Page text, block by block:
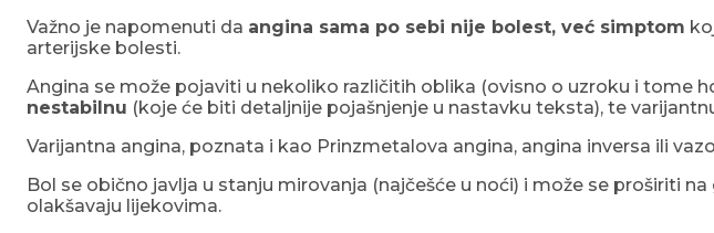
Važno je napomenuti da angina sama po sebi nije bolest, već simptom
arterijske bolesti.
Angina se može pojaviti u nekoliko različitih oblika (ovisno o uzroku i tome
nestabilnu (koje će biti detaljnije pojašnjenje u nastavku teksta), te
Varijantna angina, poznata i kao Prinzmetalova angina, angina inversa ili
Bol se obično javlja u stanju mirovanja (najčešće u noći) i može se proširiti
olakšavaju lijekovima.